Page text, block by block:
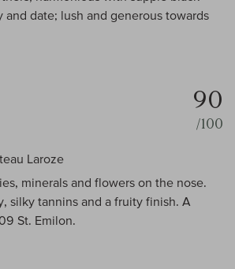
and date; lush and generous towards
90
/100
Laroze
minerals and flowers on the nose.
silky tannins and a fruity finish. A
St. Emilon.